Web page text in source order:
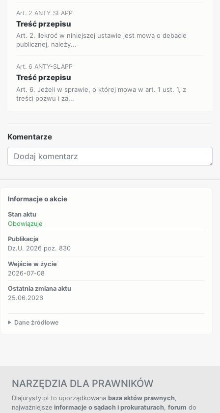
Art. 2 ANTY-SLAPP
Treść przepisu
Art. 2. Ilekroć w niniejszej ustawie jest mowa o debacie
publicznej, należy...
Art. 6 ANTY-SLAPP
Treść przepisu
Art. 6. Jeżeli w sprawie, o której mowa w art. 1 ust. 1, z
treści pozwu i za...
Komentarze
Informacje o akcie
Stan aktu
Obowiązuje
Publikacja
Dz.U. 2026 poz. 830
Wejście w życie
2026-07-08
Ostatnia zmiana aktu
25.06.2026
Dane źródłowe
NARZĘDZIA DLA PRAWNIKÓW
Dlajurysty.pl to uporządkowana baza aktów prawnych,
najważniejsze informacje o sądach i prokuraturach, forum do